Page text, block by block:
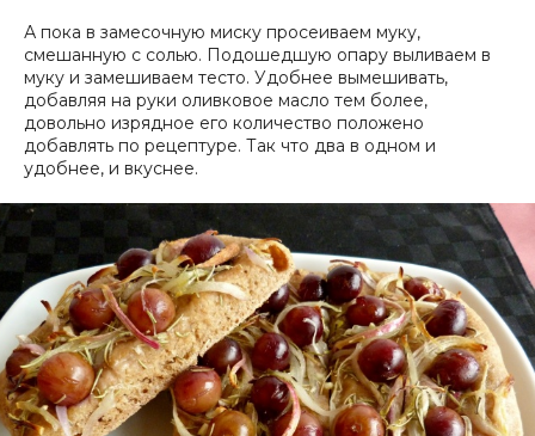
А пока в замесочную миску просеиваем муку,
смешанную с солью. Подошедшую опару выливаем в
муку и замешиваем тесто. Удобнее вымешивать,
добавляя на руки оливковое масло тем более,
довольно изрядное его количество положено
добавлять по рецептуре. Так что два в одном и
удобнее, и вкуснее.